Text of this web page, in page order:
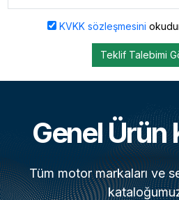
KVKK sözleşmesini
Teklif Talebimi
Genel Ürün
Tüm motor markaları ve